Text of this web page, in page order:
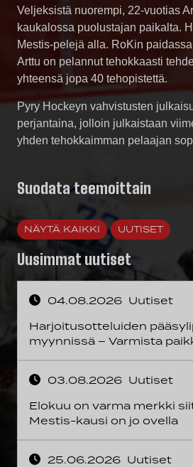
Veljeksistä nuorempi, 22-vuotias
kaukalossa puolustajan paikalta.
Mestis-pelejä alla. RoKin
Arttu on pelannut tehokkaasti
yhteensä jopa 40 tehopistettä.
Pyry Hockeyn vahvistusten
perjantaina, jolloin julkaistaan
yhden tehokkaimman pelaajan
Suodata teemoittain
NÄYTÄ KAIKKI UUTISET
Uusimmat uutiset
04.08.2026 Uutiset
Harjoitusotteluiden
myynnissä – Varmista
03.08.2026 Uutiset
Elokuu on varma merkki
Mestis-kausi on jo ovella
25.06.2026 Uutiset